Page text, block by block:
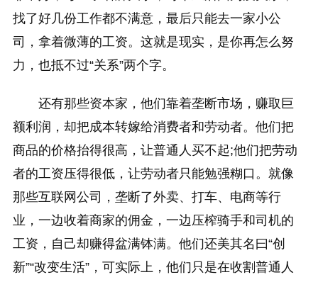
找了好几份工作都不满意，最后只能去一家小公
司，拿着微薄的工资。这就是现实，是你再怎么努
力，也抵不过“关系”两个字。
还有那些资本家，他们靠着垄断市场，赚取巨
额利润，却把成本转嫁给消费者和劳动者。他们把
商品的价格抬得很高，让普通人买不起;他们把劳动
者的工资压得很低，让劳动者只能勉强糊口。就像
那些互联网公司，垄断了外卖、打车、电商等行
业，一边收着商家的佣金，一边压榨骑手和司机的
工资，自己却赚得盆满钵满。他们还美其名曰“创
新”“改变生活”，可实际上，他们只是在收割普通人